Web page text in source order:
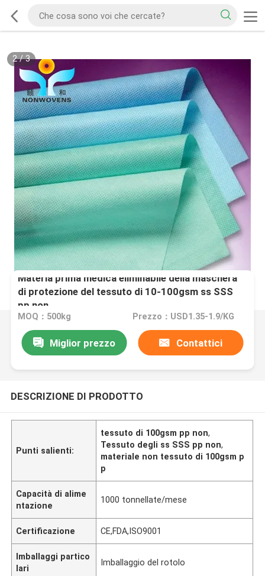
2/3
Materia prima medica eliminabile della maschera
di protezione del tessuto di 10-100gsm ss SSS
pp non
MOQ：500kg Prezzo：USD1.35-1.9/KG
Miglior prezzo Contattici
DESCRIZIONE DI PRODOTTO
Punti salienti:
tessuto di 100gsm pp non,
Tessuto degli ss SSS pp non,
materiale non tessuto di 100gsm p
p
Capacità di alime
ntazione
1000 tonnellate/mese
Certificazione CE,FDA,ISO9001
Imballaggi partico
lari
Imballaggio del rotolo